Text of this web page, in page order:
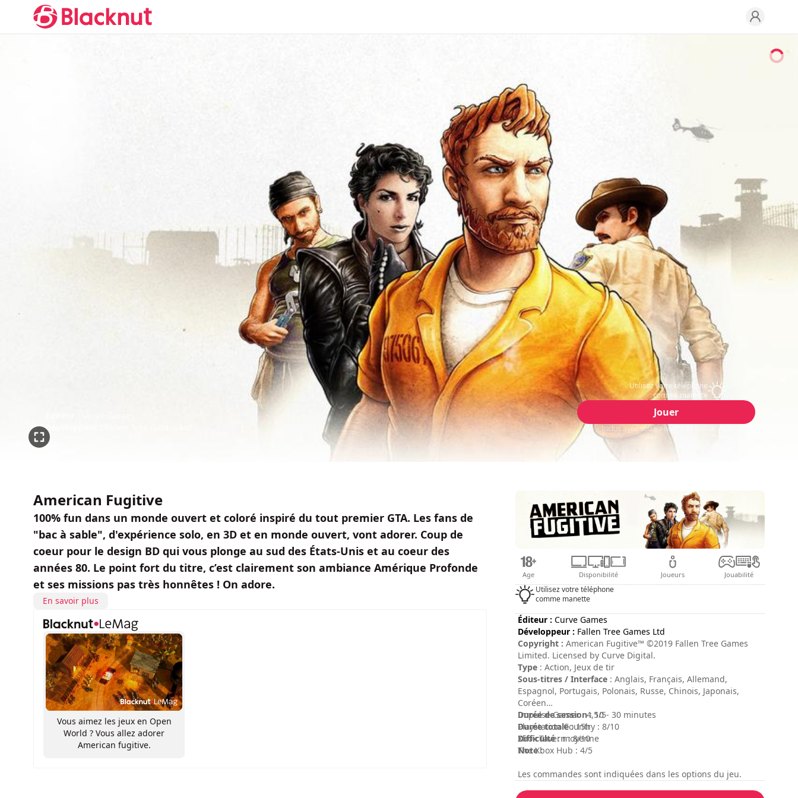
Développeur :
Utilisez votre téléphone
comme manette
Jouer
Inclus avec votre abonnement Blacknut
American Fugitive
100% fun dans un monde ouvert et coloré inspiré du tout premier GTA. Les fans de
"bac à sable", d'expérience solo, en 3D et en monde ouvert, vont adorer. Coup de
coeur pour le design BD qui vous plonge au sud des États-Unis et au coeur des
années 80. Le point fort du titre, c’est clairement son ambiance Amérique Profonde
et ses missions pas très honnêtes ! On adore.
En savoir plus
Vous aimez les jeux en Open
World ? Vous allez adorer
American fugitive.
Age Disponibilité Joueurs Jouabilité
Utilisez votre téléphone
comme manette
Éditeur : Curve Games
Développeur : Fallen Tree Games Ltd
Copyright : American Fugitive™ ©2019 Fallen Tree Games
Limited. Licensed by Curve Digital.
Type : Action, Jeux de tir
Sous-titres / Interface : Anglais, Français, Allemand,
Espagnol, Portugais, Polonais, Russe, Chinois, Japonais,
Coréen
Durée de session: 10 - 30 minutes
Durée totale: 15h
Difficulté: moyenne
Note:
Impulse Gamer : 4,5/5
Playstation Country : 8/10
Xbox Tavern : 8/10
The Xbox Hub : 4/5
Les commandes sont indiquées dans les options du jeu.